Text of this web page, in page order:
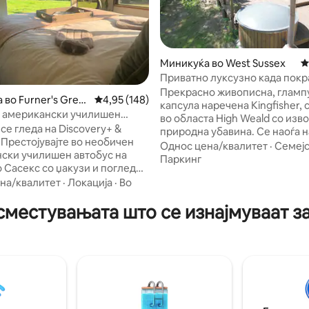
5, 154 рецензии
во Furner's Gree
Просечна оцена: 4,95 од 5, 148 рецензии
4,95 (148)
американски училишен
на ливада + џакузи
гледа на Discovery+ &
во необичен
училишен автобус на
Сасекс со џакузи и поглед
Совршено за парови кои
луксузно кампување
простор. Внатре: удобен
бања, комплетна кујна
прошетки со алпака,
Уникатно
квалитет · Локација · Во
Миникуќа во West Sussex
Приватно луксузно када
со хидромасажна када
Прекрасно живописна,
капсула наречена Kingfisher,
во областа High Weald со
природна убавина. Се наоѓа
на прекрасно езерце и
дрвена хидромасажна када
** Електричната енергија се
соларна енергија - без ФЕН
треба да пуштиме генератор
наполниме батериите
Однос цена/квалитет ·
Паркинг
што се изнајмуваат